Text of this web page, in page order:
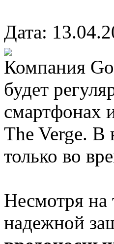
Дата:
Компания
будет
смартфонах
The Verge. В
только во
Несмотря на
надежной